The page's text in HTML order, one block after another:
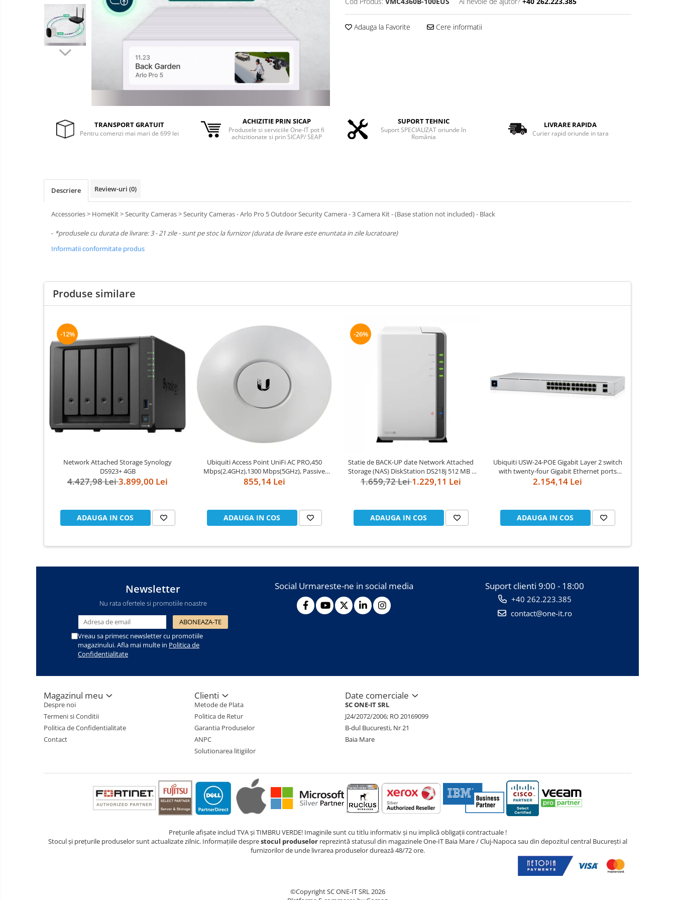
Smartphone IPhone
Sisteme Desktop & Monitoare
Mouse Gaming
Scaune Gaming
Periferice PC
Camere Web
Componente Server
Multifunctionale
&
Electronice
Foto &
Video
Sisteme
Adauga la Favorite Cere informatii
TRANSPORT GRATUIT
Pentru comenzi mai mari de 699 lei
ACHIZITIE PRIN SICAP
Produsele si serviciile One-IT pot fi
achizitionate si prin SICAP/ SEAP
SUPORT TEHNIC
Suport SPECIALIZAT oriunde în
România
LIVRARE RAPIDA
Curier rapid oriunde in tara
Descriere Review-uri (0)
Accessories > HomeKit > Security Cameras > Security Cameras - Arlo Pro 5 Outdoor Security Camera - 3 Camera Kit - (Base station not included) - Black
- *produsele cu durata de livrare: 3 - 21 zile - sunt pe stoc la furnizor (durata de livrare este enuntata in zile lucratoare)
Informatii conformitate produs
Produse similare
-12%
Network Attached Storage Synology
DS923+ 4GB
4.427,98 Lei3.899,00 Lei
ADAUGA IN COS
Ubiquiti Access Point UniFi AC PRO,450
Mbps(2.4GHz),1300 Mbps(5GHz), Passive
PoE, 48V 0.5A PoE Adapter included,
855,14 Lei
ADAUGA IN COS
-26%
Statie de BACK-UP date Network Attached
Storage (NAS) DiskStation DS218j 512 MB -
Synology
1.659,72 Lei1.229,11 Lei
ADAUGA IN COS
Ubiquiti USW-24-POE Gigabit Layer 2 switch
with twenty-four Gigabit Ethernet ports
including sixteen auto-sensing 802.3at PoE+
2.154,14 Lei
ADAUGA IN COS
Newsletter
Nu rata ofertele si promotiile noastre
Vreau sa primesc newsletter cu promotiile
magazinului. Afla mai multe in Politica de
Confidentialitate
Social Urmareste-ne in social media Suport clienti 9:00 - 18:00
+40 262.223.385
contact@one-it.ro
Magazinul meu
Despre noi
Termeni si Conditii
Politica de Confidentialitate
Contact
Clienti
Metode de Plata
Politica de Retur
Garantia Produselor
ANPC
Solutionarea litigiilor
Date comerciale
SC ONE-IT SRL
J24/2072/2006; RO 20169099
B-dul Bucuresti, Nr 21
Baia Mare
Prețurile afișate includ TVA și TIMBRU VERDE! Imaginile sunt cu titlu informativ și nu implică obligații contractuale !
Stocul și prețurile produselor sunt actualizate zilnic. Informațiile desprestocul produselorreprezintă statusul din magazinele One-IT Baia Mare / Cluj-Napoca sau din depozitul central București al
furnizorilor de unde livrarea produselor durează 48/72 ore.
©Copyright SC ONE-IT SRL 2026